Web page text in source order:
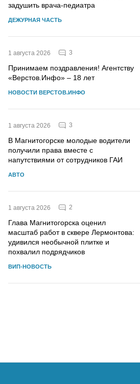
задушить врача-педиатра
ДЕЖУРНАЯ ЧАСТЬ
1 августа 2026 3
Принимаем поздравления! Агентству
«Верстов.Инфо» – 18 лет
НОВОСТИ ВЕРСТОВ.ИНФО
1 августа 2026 3
В Магнитогорске молодые водители
получили права вместе с
напутствиями от сотрудников ГАИ
АВТО
1 августа 2026 2
Глава Магнитогорска оценил
масштаб работ в сквере Лермонтова:
удивился необычной плитке и
похвалил подрядчиков
ВИП-НОВОСТЬ